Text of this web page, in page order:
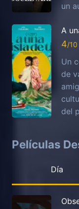
un
A
4
Un
de
del
Películas
Día